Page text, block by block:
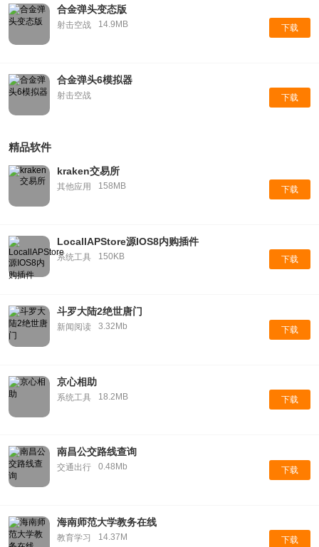
合金弹头变态版
射击空战 14.9MB 下载
合金弹头6模拟器
射击空战 下载
精品软件
kraken交易所
其他应用 158MB 下载
LocallAPStore源IOS8内购插件
系统工具 150KB 下载
斗罗大陆2绝世唐门
新闻阅读 3.32Mb 下载
京心相助
系统工具 18.2MB 下载
南昌公交路线查询
交通出行 0.48Mb 下载
海南师范大学教务在线
教育学习 14.37M 下载